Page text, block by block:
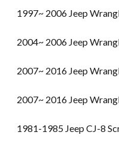
1997~ 2006 Jeep
2004~ 2006 Jeep
2007~ 2016 Jeep
2007~ 2016 Jeep
1981-1985 Jeep CJ-8